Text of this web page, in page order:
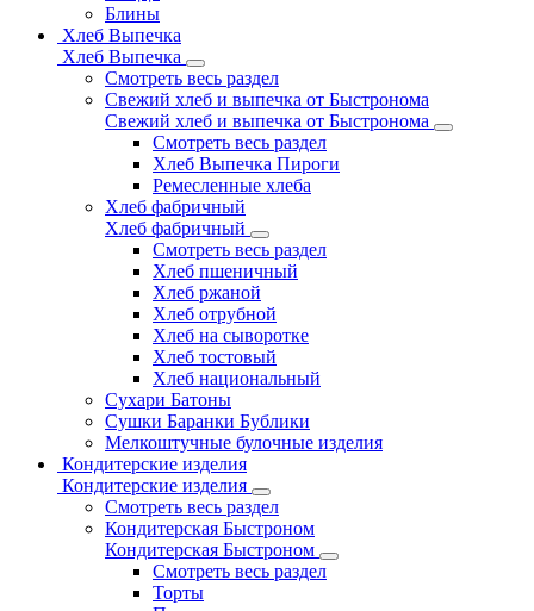
Блины
Хлеб Выпечка
Хлеб Выпечка
Смотреть весь раздел
Свежий хлеб и выпечка от Быстронома
Свежий хлеб и выпечка от Быстронома
Смотреть весь раздел
Хлеб Выпечка Пироги
Ремесленные хлеба
Хлеб фабричный
Хлеб фабричный
Смотреть весь раздел
Хлеб пшеничный
Хлеб ржаной
Хлеб отрубной
Хлеб на сыворотке
Хлеб тостовый
Хлеб национальный
Сухари Батоны
Сушки Баранки Бублики
Мелкоштучные булочные изделия
Кондитерские изделия
Кондитерские изделия
Смотреть весь раздел
Кондитерская Быстроном
Кондитерская Быстроном
Смотреть весь раздел
Торты